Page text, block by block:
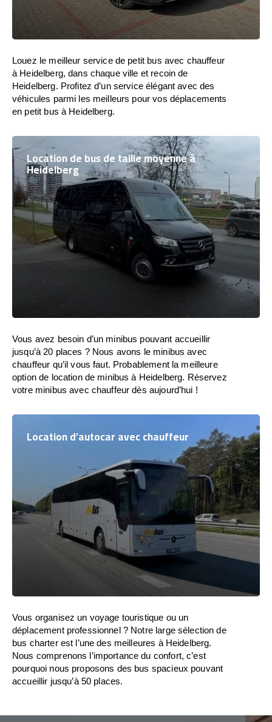
Louez le meilleur service de petit bus avec chauffeur
à Heidelberg, dans chaque ville et recoin de
Heidelberg. Profitez d’un service élégant avec des
véhicules parmi les meilleurs pour vos déplacements
en petit bus à Heidelberg.
Location de bus de taille moyenne à
Heidelberg
Vous avez besoin d’un minibus pouvant accueillir
jusqu’à 20 places ? Nous avons le minibus avec
chauffeur qu’il vous faut. Probablement la meilleure
option de location de minibus à Heidelberg. Réservez
votre minibus avec chauffeur dès aujourd’hui !
Location d’autocar avec chauffeur
Vous organisez un voyage touristique ou un
déplacement professionnel ? Notre large sélection de
bus charter est l’une des meilleures à Heidelberg.
Nous comprenons l’importance du confort, c’est
pourquoi nous proposons des bus spacieux pouvant
accueillir jusqu’à 50 places.